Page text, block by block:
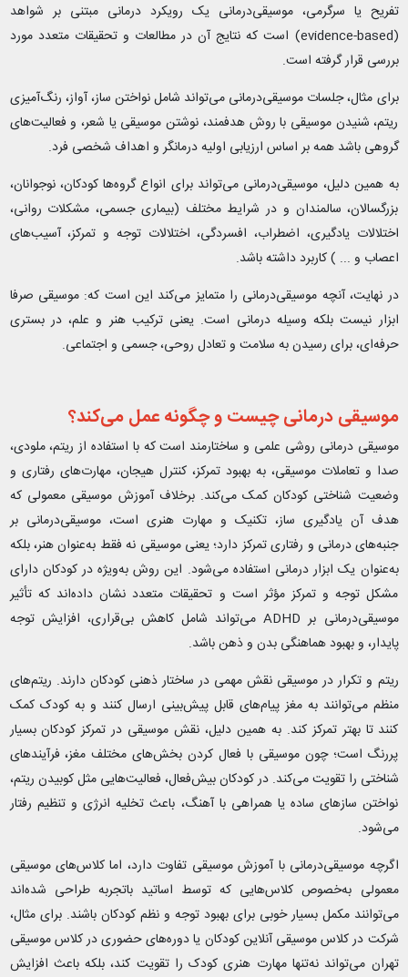
تفریح یا سرگرمی، موسیقی‌درمانی یک رویکرد درمانی مبتنی بر شواهد
(evidence-based) است که نتایج آن در مطالعات و تحقیقات متعدد مورد
بررسی قرار گرفته است.
برای مثال، جلسات موسیقی‌درمانی می‌تواند شامل نواختن ساز، آواز، رنگ‌آمیزی
ریتم، شنیدن موسیقی با روش هدفمند، نوشتن موسیقی یا شعر، و فعالیت‌های
گروهی باشد همه بر اساس ارزیابی اولیه درمانگر و اهداف شخصی فرد.
به همین دلیل، موسیقی‌درمانی می‌تواند برای انواع گروه‌ها کودکان، نوجوانان،
بزرگسالان، سالمندان و در شرایط مختلف (بیماری جسمی، مشکلات روانی،
اختلالات یادگیری، اضطراب، افسردگی، اختلالات توجه و تمرکز، آسیب‌های
اعصاب و ... ) کاربرد داشته باشد.
در نهایت، آنچه موسیقی‌درمانی را متمایز می‌کند این است که: موسیقی صرفا
ابزار نیست بلکه وسیله درمانی است. یعنی ترکیب هنر و علم، در بستری
حرفه‌ای، برای رسیدن به سلامت و تعادل روحی، جسمی و اجتماعی.
موسیقی‌ درمانی چیست و چگونه عمل می‌کند؟
موسیقی‌ درمانی روشی علمی و ساختارمند است که با استفاده از ریتم، ملودی،
صدا و تعاملات موسیقی، به بهبود تمرکز، کنترل هیجان، مهارت‌های رفتاری و
وضعیت شناختی کودکان کمک می‌کند. برخلاف آموزش موسیقی معمولی که
هدف آن یادگیری ساز، تکنیک و مهارت هنری است، موسیقی‌درمانی بر
جنبه‌های درمانی و رفتاری تمرکز دارد؛ یعنی موسیقی نه فقط به‌عنوان هنر، بلکه
به‌عنوان یک ابزار درمانی استفاده می‌شود. این روش به‌ویژه در کودکان دارای
مشکل توجه و تمرکز مؤثر است و تحقیقات متعدد نشان داده‌اند که تأثیر
موسیقی‌درمانی بر ADHD می‌تواند شامل کاهش بی‌قراری، افزایش توجه
پایدار، و بهبود هماهنگی بدن و ذهن باشد.
ریتم و تکرار در موسیقی نقش مهمی در ساختار ذهنی کودکان دارند. ریتم‌های
منظم می‌توانند به مغز پیام‌های قابل پیش‌بینی ارسال کنند و به کودک کمک
کنند تا بهتر تمرکز کند. به همین دلیل، نقش موسیقی در تمرکز کودکان بسیار
پررنگ است؛ چون موسیقی با فعال کردن بخش‌های مختلف مغز، فرآیندهای
شناختی را تقویت می‌کند. در کودکان بیش‌فعال، فعالیت‌هایی مثل کوبیدن ریتم،
نواختن سازهای ساده یا همراهی با آهنگ، باعث تخلیه انرژی و تنظیم رفتار
می‌شود.
اگرچه موسیقی‌درمانی با آموزش موسیقی تفاوت دارد، اما کلاس‌های موسیقی
معمولی به‌خصوص کلاس‌هایی که توسط اساتید باتجربه طراحی شده‌اند
می‌توانند مکمل بسیار خوبی برای بهبود توجه و نظم کودکان باشند. برای مثال،
شرکت در کلاس موسیقی آنلاین کودکان یا دوره‌های حضوری در کلاس موسیقی
تهران می‌تواند نه‌تنها مهارت هنری کودک را تقویت کند، بلکه باعث افزایش